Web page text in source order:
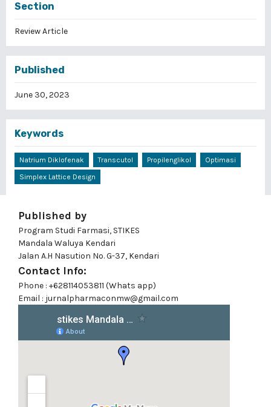
Section
Review Article
Published
June 30, 2023
Keywords
Natrium Diklofenak Transcutol Propilenglikol
Optimasi
Simplex Lattice Design
Published by
Program Studi Farmasi, STIKES
Mandala Waluya Kendari
Jalan A.H Nasution No. G-37, Kendari
Contact Info:
Phone : +628114053811 (Whats app)
Email : jurnalpharmaconmw@gmail.com